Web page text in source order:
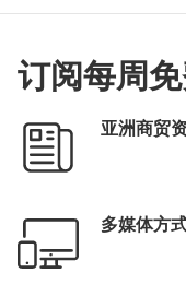
订阅每周
亚洲商贸
多媒体方